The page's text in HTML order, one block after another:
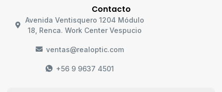
Contacto
Avenida Ventisquero 1204 Módulo
18, Renca. Work Center Vespucio
ventas@realoptic.com
+56 9 9637 4501